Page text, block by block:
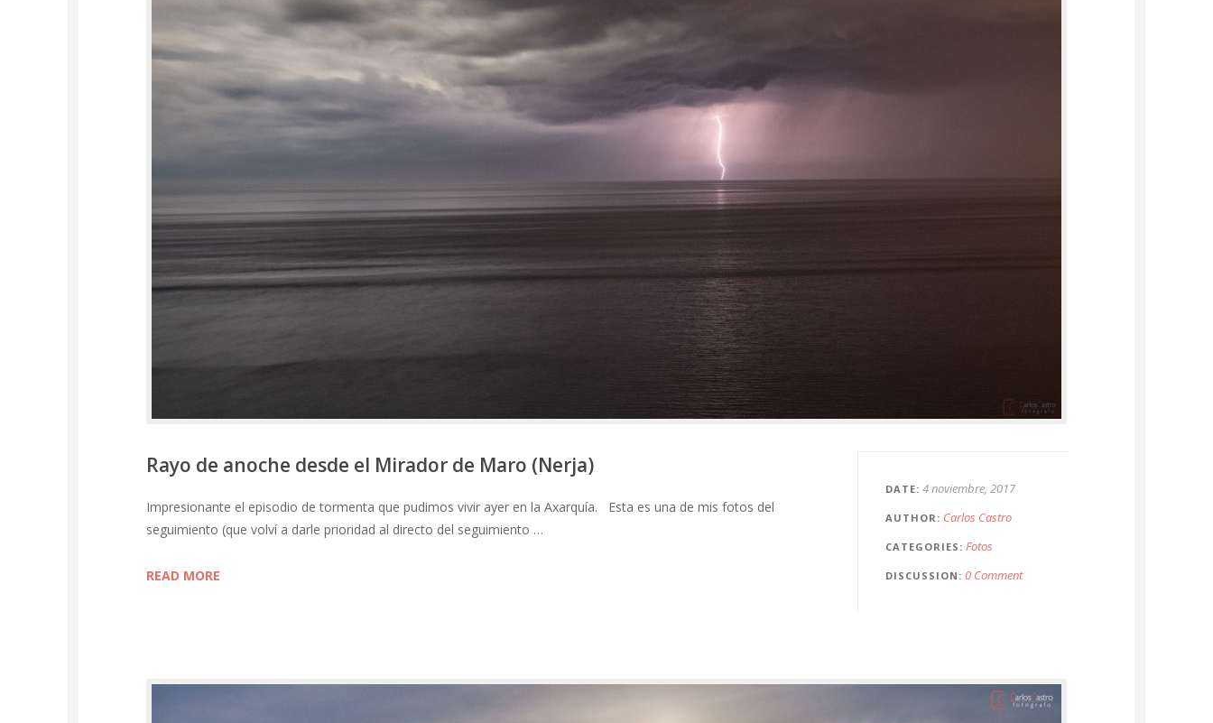
DATE 4 noviembre, 2017
AUTHOR Carlos Castro
CATEGORIES Fotos
DISCUSSION 0 Comment
Rayo de anoche desde el Mirador de Maro (Nerja)
Impresionante el episodio de tormenta que pudimos vivir ayer en la Axarquía. Esta es una de mis fotos del
seguimiento (que volví a darle prioridad al directo del seguimiento …
READ MORE